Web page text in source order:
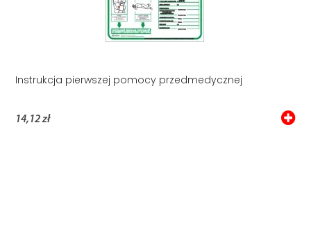
Instrukcja pierwszej pomocy przedmedycznej
14,12 zł